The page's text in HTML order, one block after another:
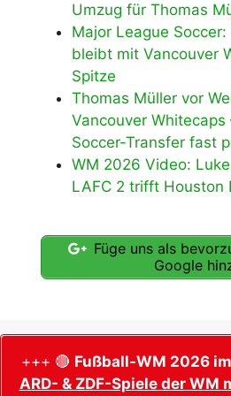
Umzug für Thomas
Major League
bleibt mit Vancouver
Spitze
Thomas Müller vor
Vancouver Whitecaps
Soccer-Transfer fast
WM 2026 Video:
LAFC 2 trifft Houston
Füge uns als
Google
+++ 🔴 Fußball-WM 2026
ARD- & ZDF-Spiele der WM